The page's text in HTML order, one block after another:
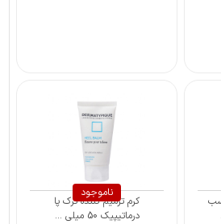
ناموجود
کرم ترمیم کننده ترک پا
درماتیپیک 50 میلی ...